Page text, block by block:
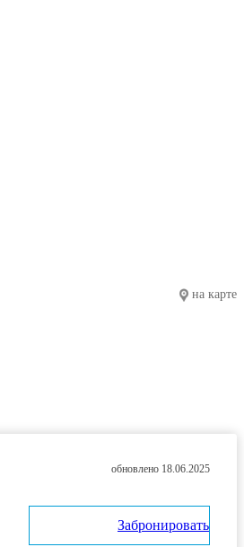
на карте
обновлено 18.06.2025
Забронировать